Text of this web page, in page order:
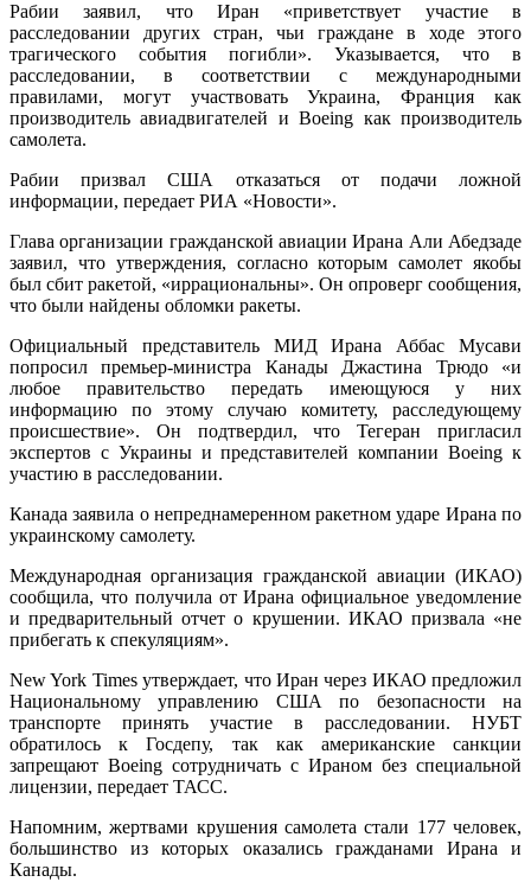
Рабии заявил, что Иран «приветствует участие в
расследовании других стран, чьи граждане в ходе этого
трагического события погибли». Указывается, что в
расследовании, в соответствии с международными
правилами, могут участвовать Украина, Франция как
производитель авиадвигателей и Boeing как производитель
самолета.
Рабии призвал США отказаться от подачи ложной
информации, передает РИА «Новости».
Глава организации гражданской авиации Ирана Али Абедзаде
заявил, что утверждения, согласно которым самолет якобы
был сбит ракетой, «иррациональны». Он опроверг сообщения,
что были найдены обломки ракеты.
Официальный представитель МИД Ирана Аббас Мусави
попросил премьер-министра Канады Джастина Трюдо «и
любое правительство передать имеющуюся у них
информацию по этому случаю комитету, расследующему
происшествие». Он подтвердил, что Тегеран пригласил
экспертов с Украины и представителей компании Boeing к
участию в расследовании.
Канада заявила о непреднамеренном ракетном ударе Ирана по
украинскому самолету.
Международная организация гражданской авиации (ИКАО)
сообщила, что получила от Ирана официальное уведомление
и предварительный отчет о крушении. ИКАО призвала «не
прибегать к спекуляциям».
New York Times утверждает, что Иран через ИКАО предложил
Национальному управлению США по безопасности на
транспорте принять участие в расследовании. НУБТ
обратилось к Госдепу, так как американские санкции
запрещают Boeing сотрудничать с Ираном без специальной
лицензии, передает ТАСС.
Напомним, жертвами крушения самолета стали 177 человек,
большинство из которых оказались гражданами Ирана и
Канады.